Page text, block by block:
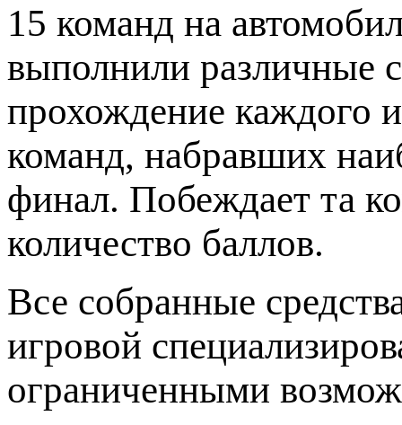
15 команд на
выполнили различные
прохождение каждого
команд, набравших
финал. Побеждает та
количество баллов.
Все собранные
игровой
ограниченными